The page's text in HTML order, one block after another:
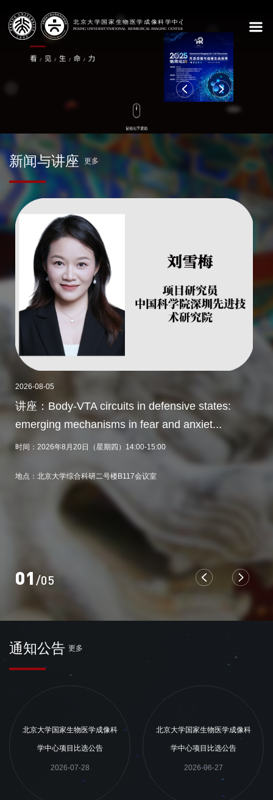
新闻与讲座 更多
2026-08-05
讲座：Body-VTA circuits in defensive states:
emerging mechanisms in fear and anxiet...
时间：2026年8月20日（星期四）14:00-15:00
地点：北京大学综合科研二号楼B117会议室
01 /05
通知公告 更多
北京大学国家生物医学成像科
学中心项目比选公告
2026-07-28
北京大学国家生物医学成像科
学中心项目比选公告
2026-06-27